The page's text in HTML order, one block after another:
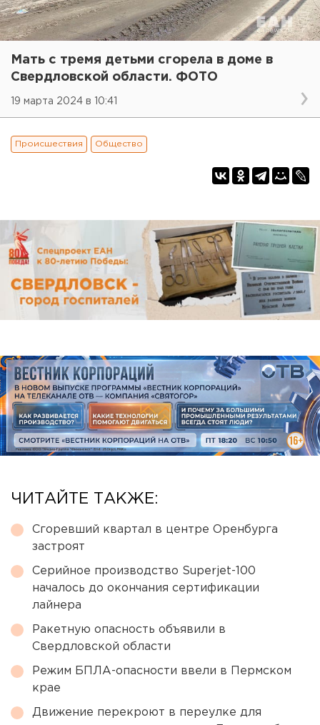
Мать с тремя детьми сгорела в доме в
Свердловской области. ФОТО
19 марта 2024 в 10:41
Происшествия Общество
ЧИТАЙТЕ ТАКЖЕ:
Сгоревший квартал в центре Оренбурга
застроят
Серийное производство Superjet-100
началось до окончания сертификации
лайнера
Ракетную опасность объявили в
Свердловской области
Режим БПЛА-опасности ввели в Пермском
крае
Движение перекроют в переулке для